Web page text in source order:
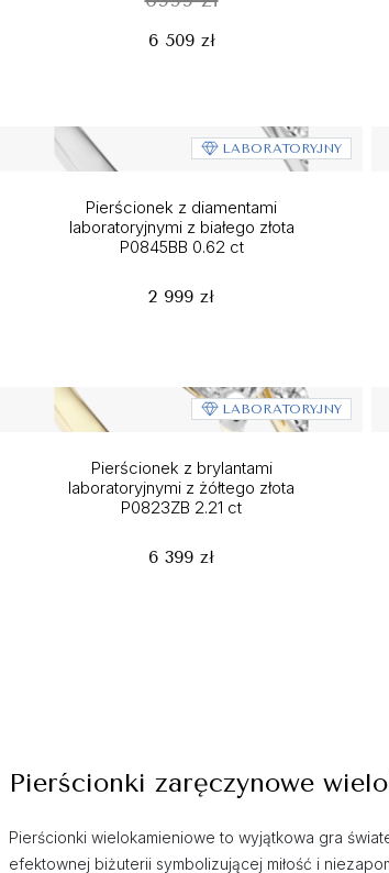
6 509 zł
LABORATORYJNY
Pierścionek z diamentami
laboratoryjnymi z białego złota
P0845BB 0.62 ct
2 999 zł
LABORATORYJNY
Pierścionek z brylantami
laboratoryjnymi z żółtego złota
P0823ZB 2.21 ct
6 399 zł
Pierścionki zaręczynowe
Pierścionki wielokamieniowe to wyjątkowa gra
efektownej biżuterii symbolizującej miłość i